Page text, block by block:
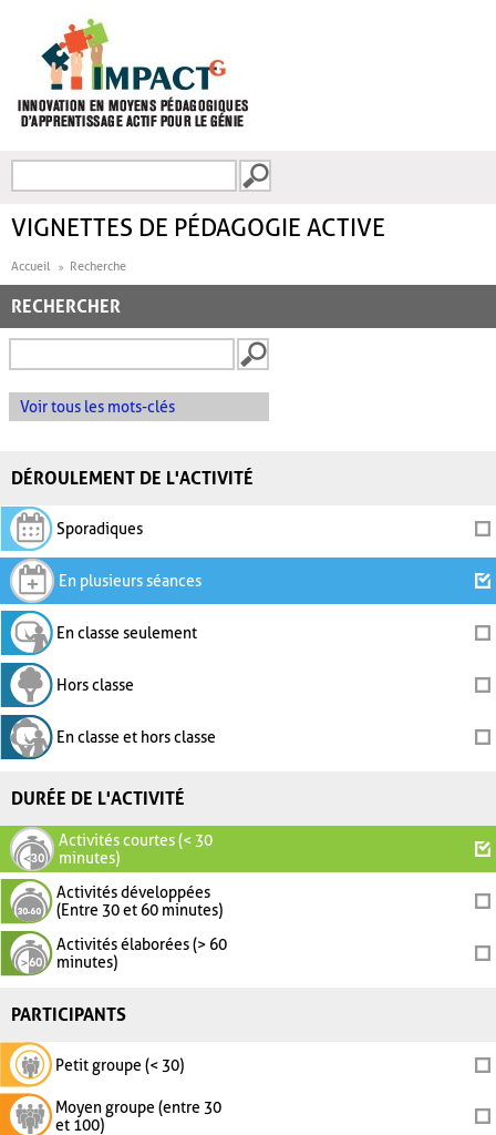
FORMULAIRE DE
VIGNETTES DE PÉDAGOGIE ACTIVE
Accueil Recherche
RECHERCHER
Voir tous les mots-clés
DÉROULEMENT DE L'ACTIVITÉ
Sporadiques
En plusieurs séances
En classe seulement
Hors classe
En classe et hors classe
DURÉE DE L'ACTIVITÉ
Activités courtes (< 30
minutes)
Activités développées
(Entre 30 et 60 minutes)
Activités élaborées (> 60
minutes)
PARTICIPANTS
Petit groupe (< 30)
Moyen groupe (entre 30
et 100)